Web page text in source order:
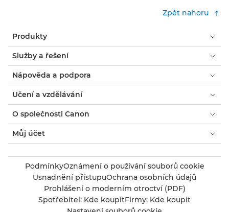
Zpět nahoru
Produkty
Služby a řešení
Nápověda a podpora
Učení a vzdělávání
O společnosti Canon
Můj účet
PodmínkyOznámení o používání souborů cookie
Usnadnění přístupuOchrana osobních údajů
Prohlášení o moderním otroctví (PDF)
Spotřebitel: Kde koupitFirmy: Kde koupit